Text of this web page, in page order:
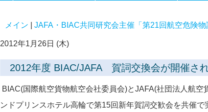
メイン JAFA・BIAC共同研究会主催「第21回航空危険
2012年1月26日 (木)
2012年度 BIAC/JAFA 賀詞交換会が開催さ
BIAC(国際航空貨物航空会社委員会)とJAFA(社団法人航空
ンドプリンスホテル高輪で第15回新年賀詞交歓会を共催で